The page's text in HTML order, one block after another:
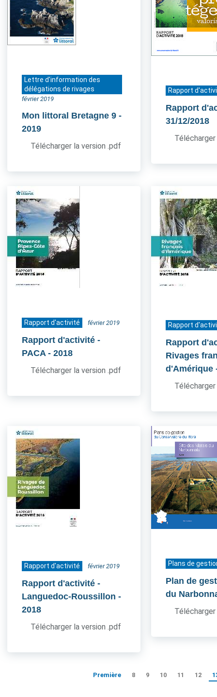
Lettre d'information des
délégations de rivages
février 2019
Mon littoral Bretagne 9 -
2019
Télécharger la version .pdf
Rapport
Rapport
31/12/2018
Rapport d'activité février 2019
Rapport d'activité -
PACA - 2018
Télécharger la version .pdf
Rapport
Rapport
Rivages
d'Amérique
Rapport d'activité février 2019
Rapport d'activité -
Languedoc-Roussillon -
2018
Télécharger la version .pdf
Plans de
Plan de
du
Première 8 9 10 11 12